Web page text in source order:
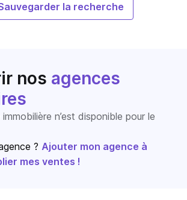
la recherche
nos agences
n’est disponible pour le
? Ajouter mon agence à
mes ventes !